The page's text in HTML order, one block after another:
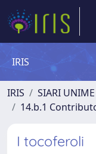
IRIS
IRIS SIARI UNIME
14.b.1
I tocoferoli